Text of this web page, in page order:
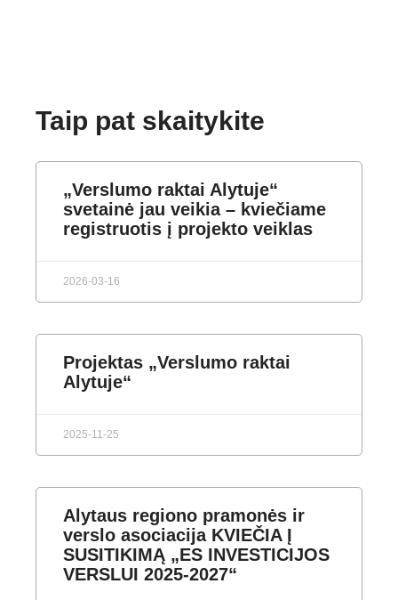
Taip pat skaitykite
„Verslumo raktai Alytuje“
svetainė jau veikia – kviečiame
registruotis į projekto veiklas
2026-03-16
Projektas „Verslumo raktai
Alytuje“
2025-11-25
Alytaus regiono pramonės ir
verslo asociacija KVIEČIA Į
SUSITIKIMĄ „ES INVESTICIJOS
VERSLUI 2025-2027“